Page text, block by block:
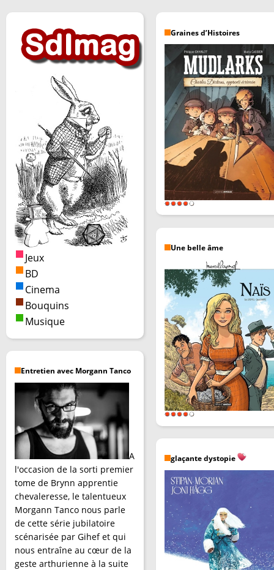
Jeux
BD
Cinema
Bouquins
Musique
Entretien avec Morgann Tanco
A
l'occasion de la sorti premier
tome de Brynn apprentie
chevaleresse, le talentueux
Morgann Tanco nous parle
de cette série jubilatoire
scénarisée par Gihef et qui
nous entraîne au cœur de la
geste arthurienne à la suite
Graines d’Histoires
Une belle âme
glaçante dystopie